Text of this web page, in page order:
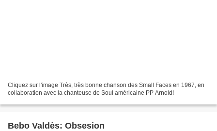
Cliquez sur l'image Très, très bonne chanson des Small Faces en 1967, en
collaboration avec la chanteuse de Soul américaine PP Arnold!
Bebo Valdès: Obsesion